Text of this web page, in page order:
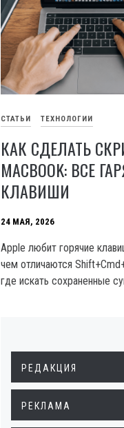
СТАТЬИ ТЕХНОЛОГИИ
КАК СДЕЛАТЬ
MACBOOK: ВСЕ
КЛАВИШИ
24 МАЯ, 2026
Apple любит горячие
чем отличаются
где искать сохраненные
РЕДАКЦИЯ
РЕКЛАМА